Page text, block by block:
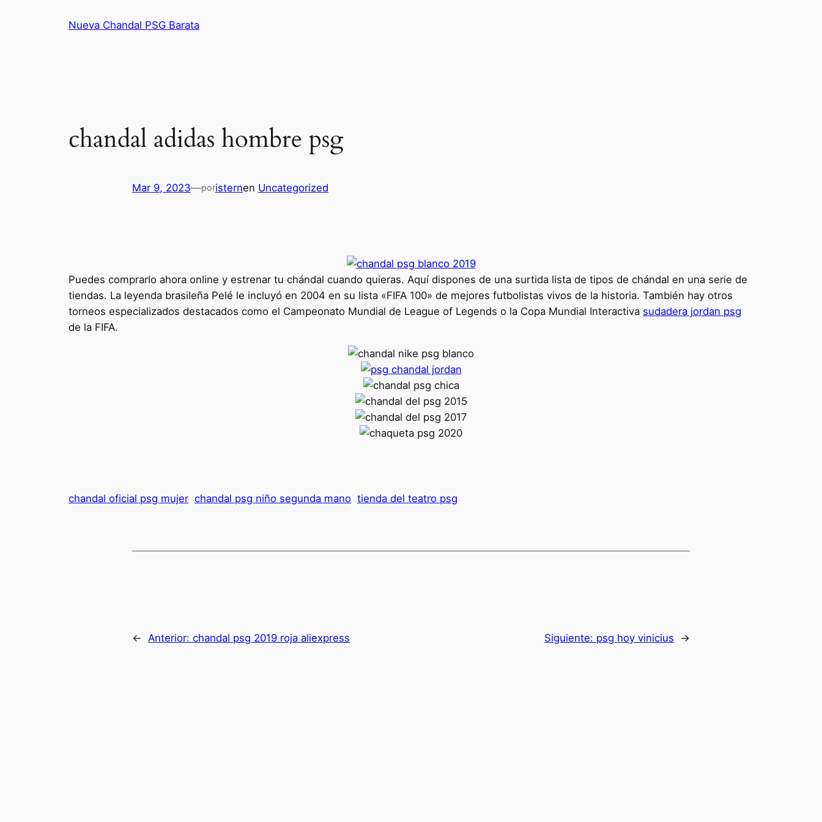
Nueva Chandal PSG Barata
chandal adidas hombre psg
Mar 9, 2023—poristernen Uncategorized
Puedes comprarlo ahora online y estrenar tu chándal cuando quieras. Aquí dispones de una surtida lista de tipos de chándal en una serie de
tiendas. La leyenda brasileña Pelé le incluyó en 2004 en su lista «FIFA 100» de mejores futbolistas vivos de la historia. También hay otros
torneos especializados destacados como el Campeonato Mundial de League of Legends o la Copa Mundial Interactiva sudadera jordan psg
de la FIFA.
chandal oficial psg mujer chandal psg niño segunda mano tienda del teatro psg
← Anterior: chandal psg 2019 roja aliexpress Siguiente: psg hoy vinicius →